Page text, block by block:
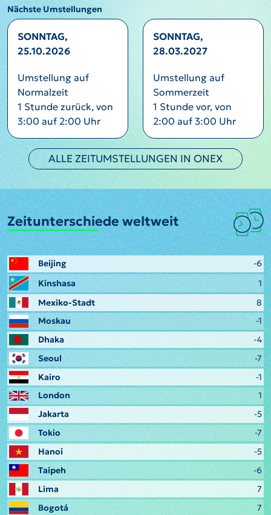
Nächste Umstellungen
SONNTAG,
25.10.2026
Umstellung auf
Normalzeit
1 Stunde zurück, von
3:00 auf 2:00 Uhr
SONNTAG,
28.03.2027
Umstellung auf
Sommerzeit
1 Stunde vor, von
2:00 auf 3:00 Uhr
ALLE ZEITUMSTELLUNGEN IN ONEX
Zeitunterschiede weltweit
Beijing
-6
Kinshasa
1
Mexiko-Stadt
8
Moskau
-1
Dhaka
-4
Seoul
-7
Kairo
-1
London
1
Jakarta
-5
Tokio
-7
Hanoi
-5
Taipeh
-6
Lima
7
Bogotá
7